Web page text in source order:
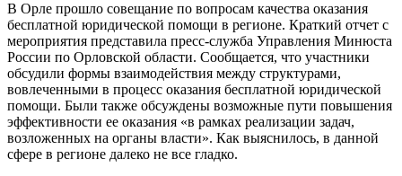
В Орле прошло совещание по вопросам качества оказания
бесплатной юридической помощи в регионе. Краткий отчет с
мероприятия представила пресс-служба Управления Минюста
России по Орловской области. Сообщается, что участники
обсудили формы взаимодействия между структурами,
вовлеченными в процесс оказания бесплатной юридической
помощи. Были также обсуждены возможные пути повышения
эффективности ее оказания «в рамках реализации задач,
возложенных на органы власти». Как выяснилось, в данной
сфере в регионе далеко не все гладко.